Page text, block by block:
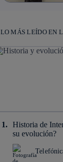
LO MÁS LEÍDO EN
Historia de
su evolución?